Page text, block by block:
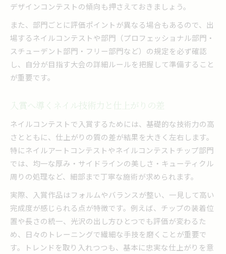
デザインコンテストの傾向も押さえておきましょう。
また、部門ごとに評価ポイントが異なる場合もあるので、出
場するネイルコンテストや部門（プロフェッショナル部門・
スチューデント部門・フリー部門など）の規定を必ず確認
し、自分が目指す大会の詳細ルールを把握して準備すること
が重要です。
入賞へ導くネイル技術力と仕上がりの差
ネイルコンテストで入賞するためには、基礎的な技術力の高
さとともに、仕上がりの質の差が結果を大きく左右します。
特にネイルアートコンテストやネイルコンテストチップ部門
では、均一な厚み・サイドラインの美しさ・キューティクル
周りの処理など、細部まで丁寧な施術が求められます。
実際、入賞作品はフォルムやバランスが整い、一見して高い
完成度が感じられる点が特徴です。例えば、チップの装着位
置や長さの統一、光沢の出し方ひとつでも評価が変わるた
め、日々のトレーニングで繊細な手技を磨くことが重要で
す。トレンドを取り入れつつも、基本に忠実な仕上がりを意